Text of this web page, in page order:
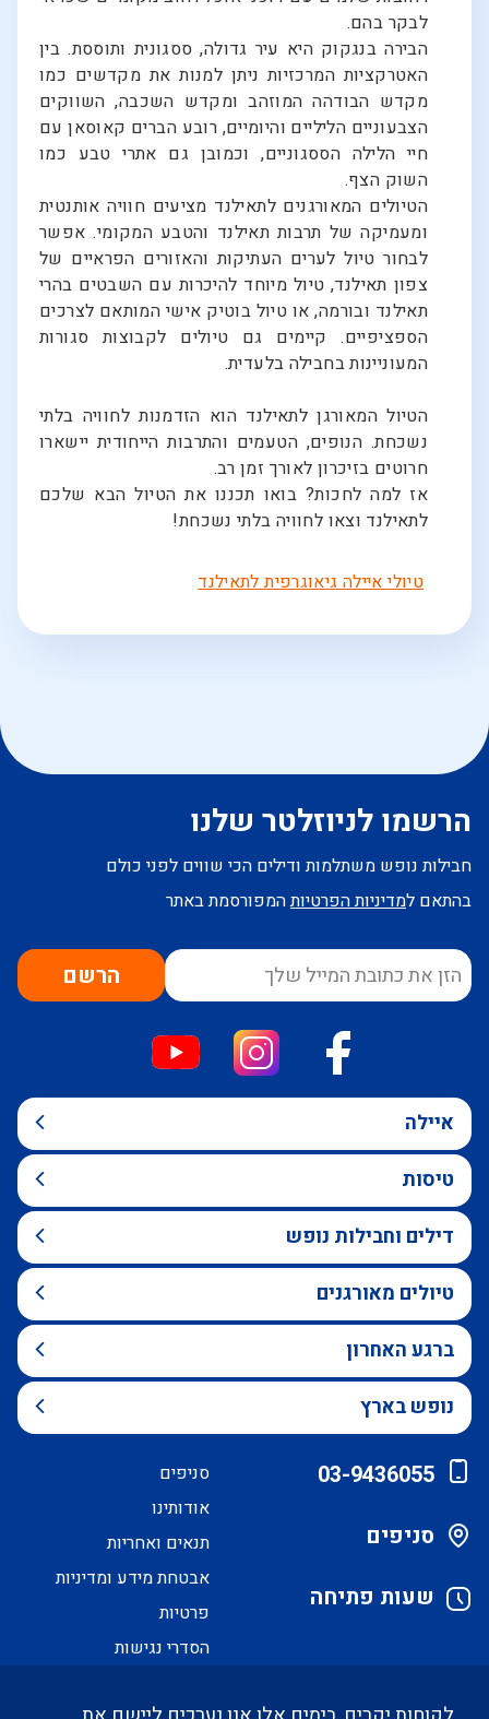
לבקר בהם.
הבירה בנגקוק היא עיר גדולה, ססגונית ותוססת. בין
האטרקציות המרכזיות ניתן למנות את מקדשים כמו
מקדש הבודהה המוזהב ומקדש השכבה, השווקים
הצבעוניים הליליים והיומיים, רובע הברים קאוסאן עם
חיי הלילה הססגוניים, וכמובן גם אתרי טבע כמו
השוק הצף.
הטיולים המאורגנים לתאילנד מציעים חוויה אותנטית
ומעמיקה של תרבות תאילנד והטבע המקומי. אפשר
לבחור טיול לערים העתיקות והאזורים הפראיים של
צפון תאילנד, טיול מיוחד להיכרות עם השבטים בהרי
תאילנד ובורמה, או טיול בוטיק אישי המותאם לצרכים
הספציפיים. קיימים גם טיולים לקבוצות סגורות
המעוניינות בחבילה בלעדית.
הטיול המאורגן לתאילנד הוא הזדמנות לחוויה בלתי
נשכחת. הנופים, הטעמים והתרבות הייחודית יישארו
חרוטים בזיכרון לאורך זמן רב.
אז למה לחכות? בואו תכננו את הטיול הבא שלכם
לתאילנד וצאו לחוויה בלתי נשכחת!
טיולי איילה גיאוגרפית לתאילנד
הרשמו לניוזלטר שלנו
חבילות נופש משתלמות ודילים הכי שווים לפני כולם
בהתאם למדיניות הפרטיותהמפורסמת באתר
הרשם
איילה
טיסות
דילים וחבילות נופש
טיולים מאורגנים
ברגע האחרון
נופש בארץ
03-9436055
סניפים
שעות פתיחה
סניפים
אודותינו
תנאים ואחריות
אבטחת מידע ומדיניות
פרטיות
הסדרי נגישות